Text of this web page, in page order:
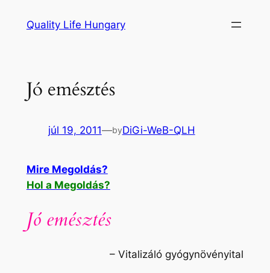
Quality Life Hungary
Jó emésztés
júl 19, 2011—byDiGi-WeB-QLH
Mire Megoldás?
Hol a Megoldás?
Jó emésztés
– Vitalizáló gyógynövényital